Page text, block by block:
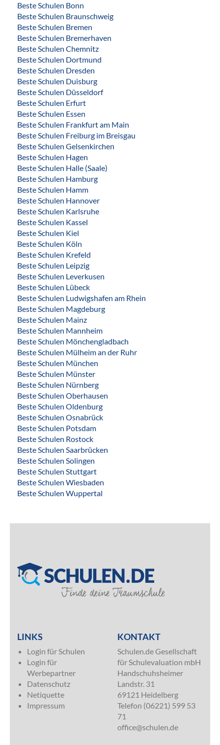
Beste Schulen Bonn
Beste Schulen Braunschweig
Beste Schulen Bremen
Beste Schulen Bremerhaven
Beste Schulen Chemnitz
Beste Schulen Dortmund
Beste Schulen Dresden
Beste Schulen Duisburg
Beste Schulen Düsseldorf
Beste Schulen Erfurt
Beste Schulen Essen
Beste Schulen Frankfurt am Main
Beste Schulen Freiburg im Breisgau
Beste Schulen Gelsenkirchen
Beste Schulen Hagen
Beste Schulen Halle (Saale)
Beste Schulen Hamburg
Beste Schulen Hamm
Beste Schulen Hannover
Beste Schulen Karlsruhe
Beste Schulen Kassel
Beste Schulen Kiel
Beste Schulen Köln
Beste Schulen Krefeld
Beste Schulen Leipzig
Beste Schulen Leverkusen
Beste Schulen Lübeck
Beste Schulen Ludwigshafen am Rhein
Beste Schulen Magdeburg
Beste Schulen Mainz
Beste Schulen Mannheim
Beste Schulen Mönchengladbach
Beste Schulen Mülheim an der Ruhr
Beste Schulen München
Beste Schulen Münster
Beste Schulen Nürnberg
Beste Schulen Oberhausen
Beste Schulen Oldenburg
Beste Schulen Osnabrück
Beste Schulen Potsdam
Beste Schulen Rostock
Beste Schulen Saarbrücken
Beste Schulen Solingen
Beste Schulen Stuttgart
Beste Schulen Wiesbaden
Beste Schulen Wuppertal
LINKS
Login für Schulen
Login für
Werbepartner
Datenschutz
Netiquette
Impressum
KONTAKT
Schulen.de Gesellschaft
für Schulevaluation mbH
Handschuhsheimer
Landstr. 31
69121 Heidelberg
Telefon (06221) 599 53
71
office@schulen.de